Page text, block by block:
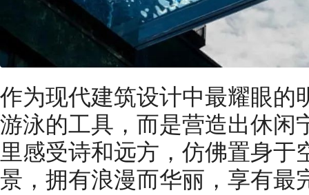
作为现代建筑设计中最耀眼的
游泳的工具，而是营造出休闲
里感受诗和远方，仿佛置身于
景，拥有浪漫而华丽，享有最